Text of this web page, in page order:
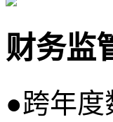
财务监
●跨年